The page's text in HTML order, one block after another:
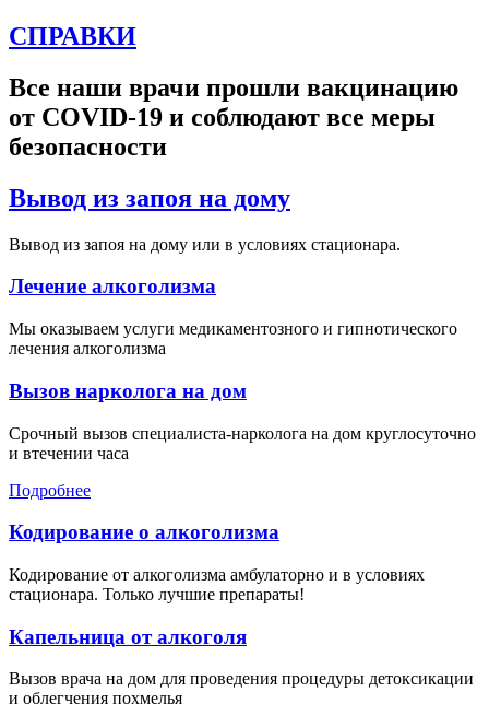
СПРАВКИ
Все наши врачи прошли вакцинацию
от COVID-19 и соблюдают все меры
безопасности
Вывод из запоя на дому
Вывод из запоя на дому или в условиях стационара.
Лечение алкоголизма
Мы оказываем услуги медикаментозного и гипнотического
лечения алкоголизма
Вызов нарколога на дом
Срочный вызов специалиста-нарколога на дом круглосуточно
и втечении часа
Подробнее
Кодирование о алкоголизма
Кодирование от алкоголизма амбулаторно и в условиях
стационара. Только лучшие препараты!
Капельница от алкоголя
Вызов врача на дом для проведения процедуры детоксикации
и облегчения похмелья